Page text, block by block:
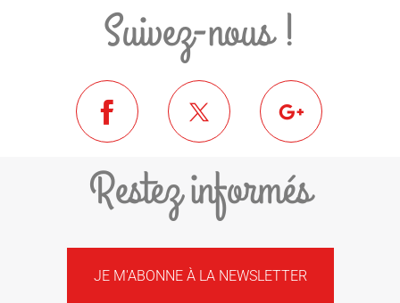
Suivez-nous !
Restez informés
JE M'ABONNE À LA NEWSLETTER